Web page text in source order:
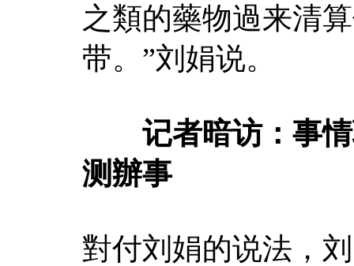
之類的藥物過来清
带。”刘娟说。
记者暗访：事情
测辦事
對付刘娟的说法，